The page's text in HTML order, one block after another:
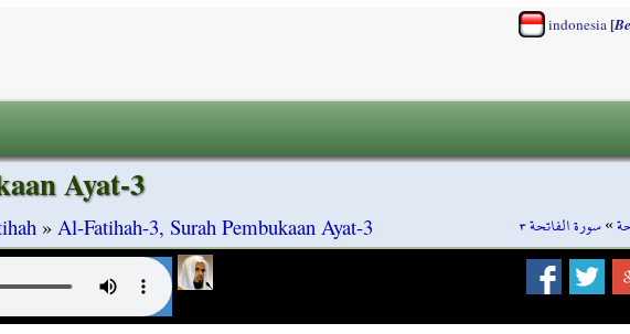
indonesia[
»سورة الفاتحة ٣
Ayat-3
» Al-Fatihah-3, Surah Pembukaan Ayat-3